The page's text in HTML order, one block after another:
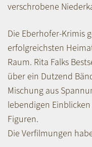
verschrobene
Die Eberhofer-Krimis
erfolgreichsten
Raum. Rita Falks
über ein Dutzend
Mischung aus
lebendigen
Figuren.
Die Verfilmungen